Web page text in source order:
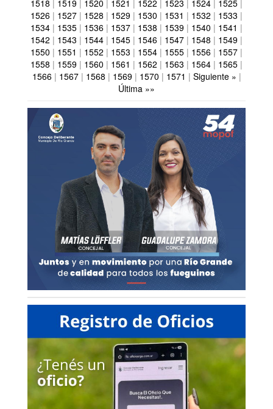
1518 1519 1520 1521 1522 1523 1524 1525
1526 | 1527 | 1528 | 1529 | 1530 | 1531 | 1532 | 1533 |
1534 | 1535 | 1536 | 1537 | 1538 | 1539 | 1540 | 1541 |
1542 | 1543 | 1544 | 1545 | 1546 | 1547 | 1548 | 1549 |
1550 | 1551 | 1552 | 1553 | 1554 | 1555 | 1556 | 1557 |
1558 | 1559 | 1560 | 1561 | 1562 | 1563 | 1564 | 1565 |
1566| 1567| 1568 | 1569| 1570 | 1571 | Siguiente » |
Última »»